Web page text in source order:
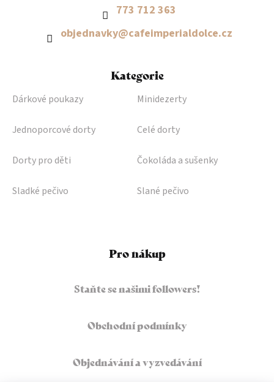
objednavky@cafeimperialdolce.cz
773 712 363
Kategorie
Dárkové poukazy Minidezerty
Jednoporcové dorty Celé dorty
Dorty pro děti Čokoláda a sušenky
Sladké pečivo Slané pečivo
Pro nákup
Staňte se našimi followers!
Obchodní podmínky
Objednávání a vyzvedávání